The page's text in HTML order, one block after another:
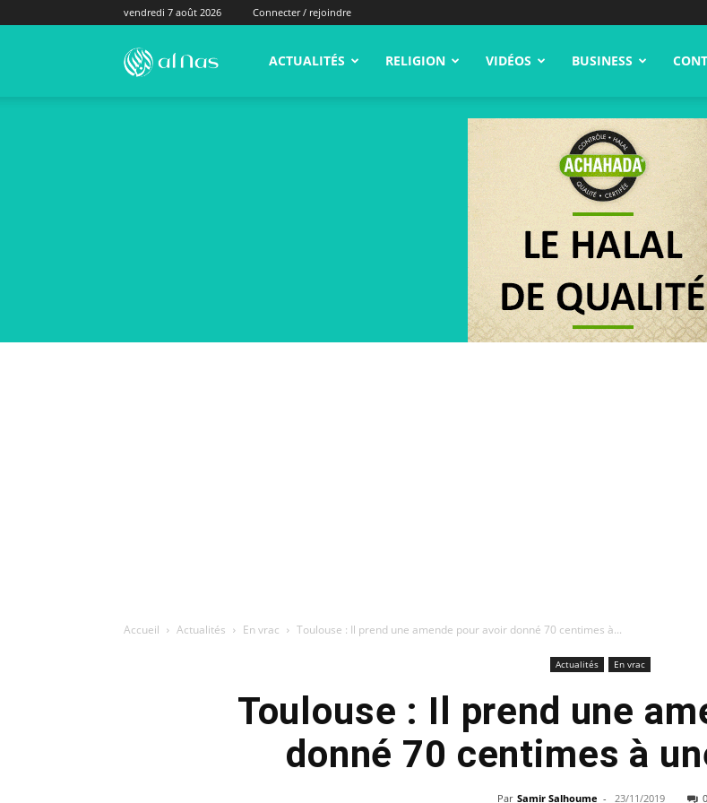
vendredi 7 août 2026 Connecter / rejoindre
alNas.fr ACTUALITÉS RELIGION VIDÉOS BUSINESS
Accueil Actualités En vrac Toulouse : Il prend une amende pour avoir donné 70 centimes à...
Actualités En vrac
Toulouse : Il prend une
donné 70 centimes à
Par Samir Salhoume - 23/11/2019 0